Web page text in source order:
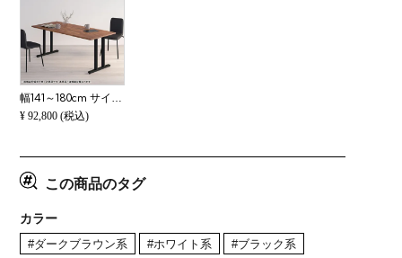
¥ 92,800 (税込)
この商品のタグ
カラー
#ダークブラウン系 #ホワイト系 #ブラック系